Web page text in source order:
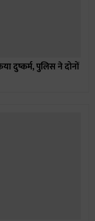
दुष्कर्म, पुलिस ने दोनों